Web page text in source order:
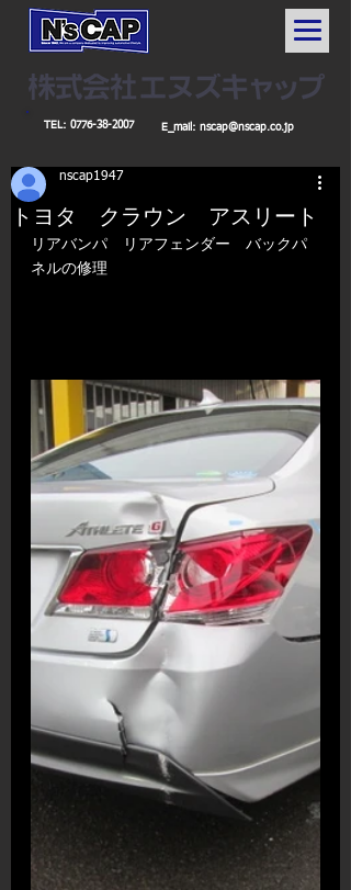
TEL: 0776-38-2007 E_mail: nscap@nscap.co.jp
トヨタ クラウン アスリート
nscap1947
​リアバンパ　リアフェンダー　バックパ
ネルの修理